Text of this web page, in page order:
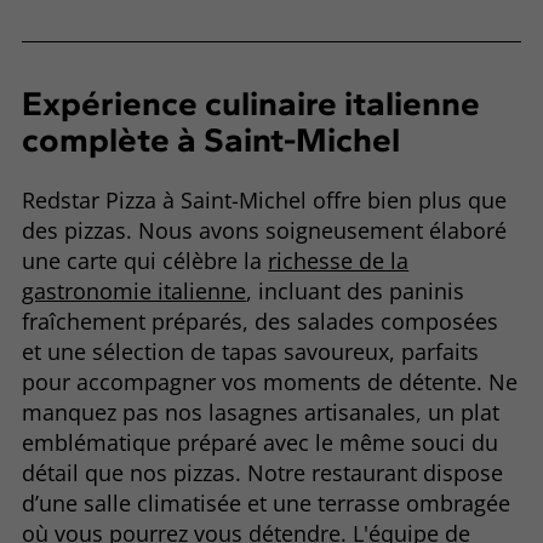
Expérience culinaire italienne
complète à Saint-Michel
Redstar Pizza à Saint-Michel offre bien plus que
des pizzas. Nous avons soigneusement élaboré
une carte qui célèbre la richesse de la
gastronomie italienne, incluant des paninis
fraîchement préparés, des salades composées
et une sélection de tapas savoureux, parfaits
pour accompagner vos moments de détente. Ne
manquez pas nos lasagnes artisanales, un plat
emblématique préparé avec le même souci du
détail que nos pizzas. Notre restaurant dispose
d’une salle climatisée et une terrasse ombragée
où vous pourrez vous détendre. L'équipe de